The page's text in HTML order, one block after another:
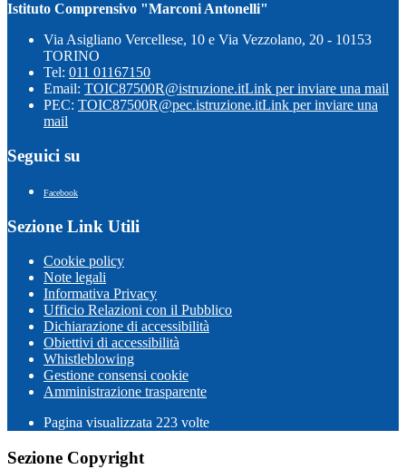
Istituto Comprensivo "Marconi Antonelli"
Via Asigliano Vercellese, 10 e Via Vezzolano, 20 - 10153
TORINO
Tel: 011 01167150
Email: TOIC87500R@istruzione.itLink per inviare una mail
PEC: TOIC87500R@pec.istruzione.itLink per inviare una
mail
Seguici su
Facebook
Sezione Link Utili
Cookie policy
Note legali
Informativa Privacy
Ufficio Relazioni con il Pubblico
Dichiarazione di accessibilità
Obiettivi di accessibilità
Whistleblowing
Gestione consensi cookie
Amministrazione trasparente
Pagina visualizzata 223 volte
Sezione Copyright